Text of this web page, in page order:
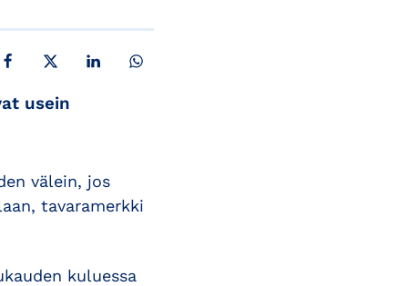
JAA FACEBOOKISSA
JAA X:SSÄ JAA LINKEDINISSÄ
usein
välein, jos
tavaramerkki
kuluessa